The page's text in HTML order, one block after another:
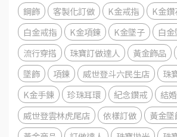
鋼飾
客製化訂做 K金戒指 K金
白金戒指
K金項鍊 K金墜子 白
流行穿搭
珠寶訂做達人 黃金飾品
墜飾
項鍊 威世登斗六民生店 珠
K金手鍊
珍珠耳環 紀念鑽戒
結
威世登雲林虎尾店
依樣訂做 黃金墜